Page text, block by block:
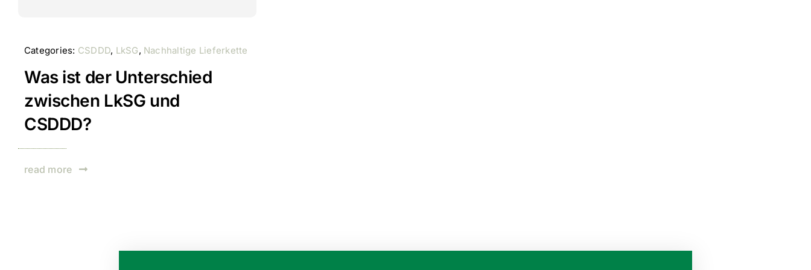
Categories: CSDDD, LkSG, Nachhaltige Lieferkette
Was ist der Unterschied
zwischen LkSG und
CSDDD?
read more